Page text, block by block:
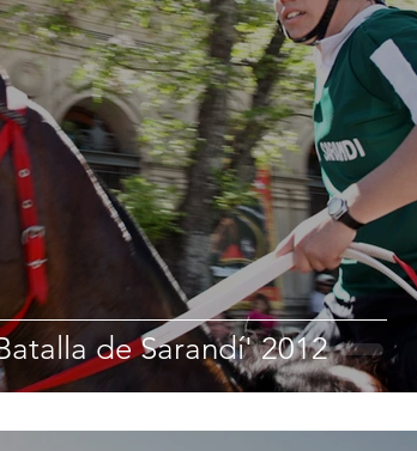
de Sarandí' 2012